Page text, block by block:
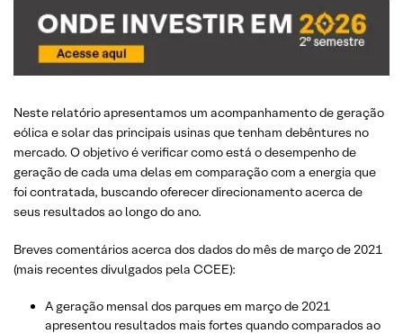
Neste relatório apresentamos um acompanhamento de geração
eólica e solar das principais usinas que tenham debêntures no
mercado. O objetivo é verificar como está o desempenho de
geração de cada uma delas em comparação com a energia que
foi contratada, buscando oferecer direcionamento acerca de
seus resultados ao longo do ano.
Breves comentários acerca dos dados do mês de março de 2021
(mais recentes divulgados pela CCEE):
A geração mensal dos parques em março de 2021
apresentou resultados mais fortes quando comparados ao